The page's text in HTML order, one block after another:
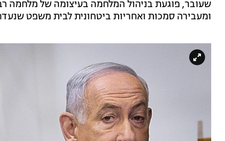
שעובר, פוגעת בניהול המלחמה בעיצומה של מלחמה
ומעבירה סמכות ואחריות ביטחונית לבית משפט